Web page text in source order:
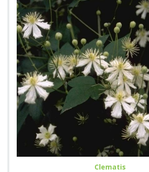
Clematis